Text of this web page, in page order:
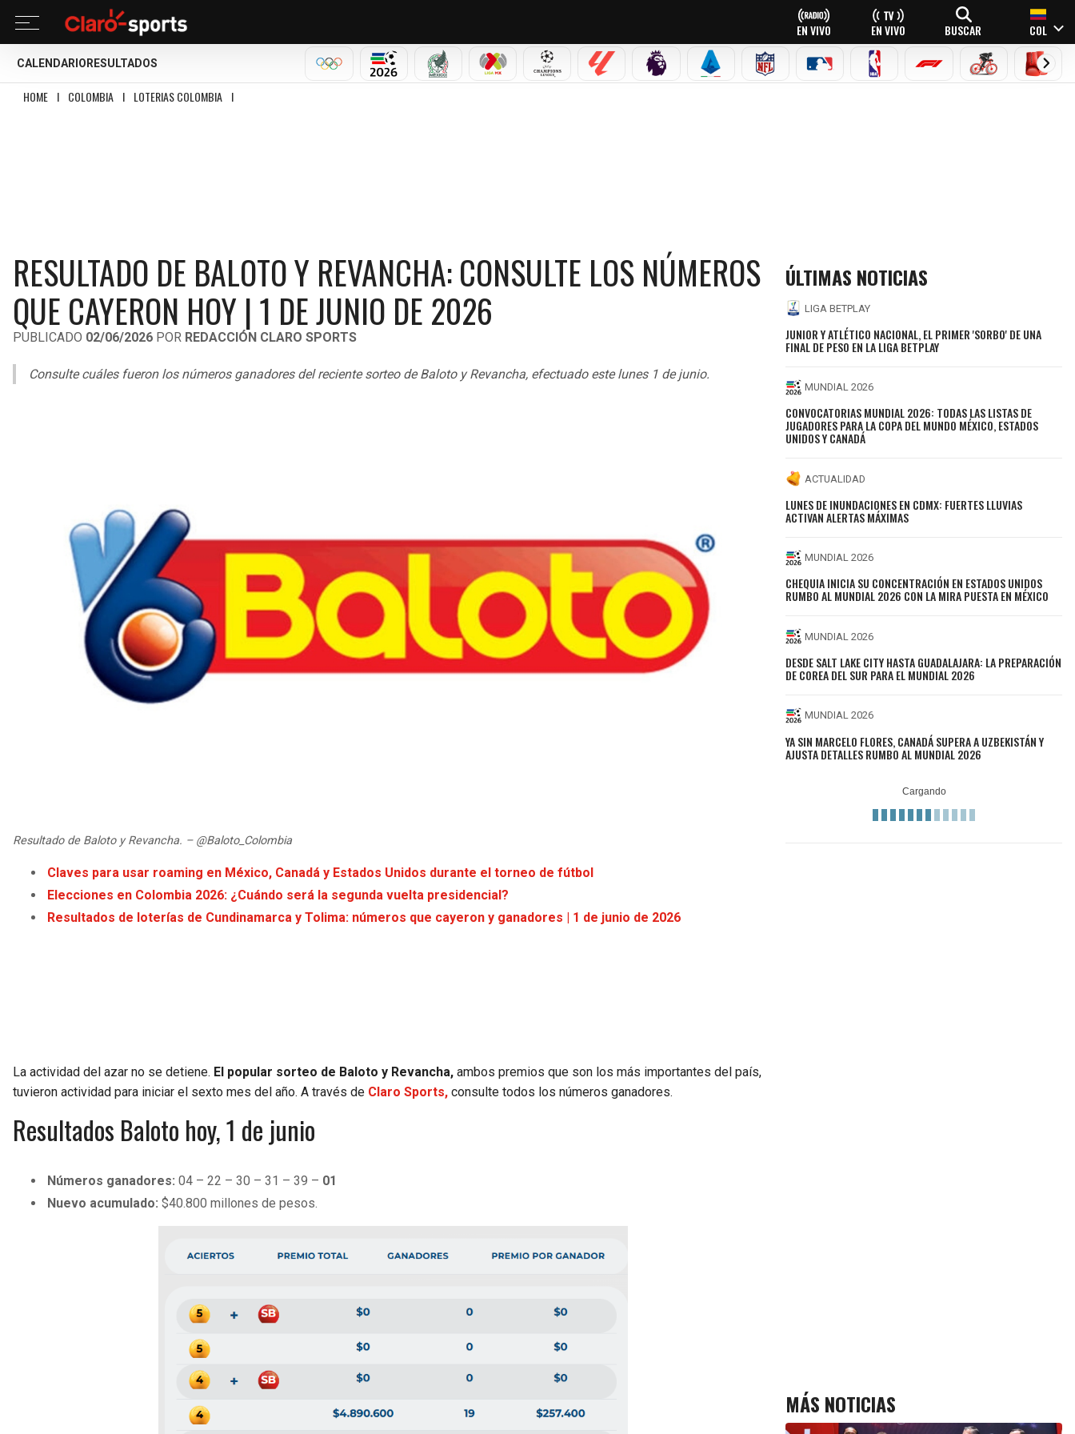
EN VIVO EN VIVO BUSCAR COL
CALENDARIO RESULTADOS
OLÍMPICOSMUNDIAL 2026SELECCIÓN MEXICANA
LIGA MX CHAMPIONS LEAGUE
LALIGA PREMIER LEAGUE
SERIE A NFL MLB NBA FÓRMULA 1CICLISMOBOXEO
HOME I COLOMBIA I LOTERIAS COLOMBIA I
RESULTADO DE BALOTO Y REVANCHA: CONSULTE LOS NÚMEROS
QUE CAYERON HOY | 1 DE JUNIO DE 2026
PUBLICADO 02/06/2026 POR REDACCIÓN CLARO SPORTS
Consulte cuáles fueron los números ganadores del reciente sorteo de Baloto y Revancha, efectuado este lunes 1 de junio.
Resultado de Baloto y Revancha. – @Baloto_Colombia
Claves para usar roaming en México, Canadá y Estados Unidos durante el torneo de fútbol
Elecciones en Colombia 2026: ¿Cuándo será la segunda vuelta presidencial?
Resultados de loterías de Cundinamarca y Tolima: números que cayeron y ganadores | 1 de junio de 2026
La actividad del azar no se detiene. El popular sorteo de Baloto y Revancha, ambos premios que son los más importantes del país,
tuvieron actividad para iniciar el sexto mes del año. A través de Claro Sports, consulte todos los números ganadores.
Resultados Baloto hoy, 1 de junio
Números ganadores:04 – 22 – 30 – 31 – 39 – 01
Nuevo acumulado:$40.800 millones de pesos.
ÚLTIMAS NOTICIAS
LIGA BETPLAY
JUNIOR Y ATLÉTICO NACIONAL, EL PRIMER 'SORBO' DE UNA
FINAL DE PESO EN LA LIGA BETPLAY
MUNDIAL 2026
CONVOCATORIAS MUNDIAL 2026: TODAS LAS LISTAS DE
JUGADORES PARA LA COPA DEL MUNDO MÉXICO, ESTADOS
UNIDOS Y CANADÁ
ACTUALIDAD
LUNES DE INUNDACIONES EN CDMX: FUERTES LLUVIAS
ACTIVAN ALERTAS MÁXIMAS
MUNDIAL 2026
CHEQUIA INICIA SU CONCENTRACIÓN EN ESTADOS UNIDOS
RUMBO AL MUNDIAL 2026 CON LA MIRA PUESTA EN MÉXICO
MUNDIAL 2026
DESDE SALT LAKE CITY HASTA GUADALAJARA: LA PREPARACIÓN
DE COREA DEL SUR PARA EL MUNDIAL 2026
MUNDIAL 2026
YA SIN MARCELO FLORES, CANADÁ SUPERA A UZBEKISTÁN Y
AJUSTA DETALLES RUMBO AL MUNDIAL 2026
MÁS NOTICIAS